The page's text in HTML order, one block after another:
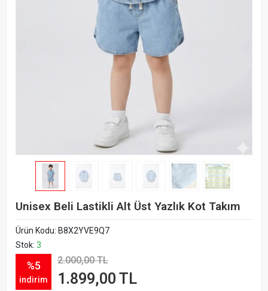
Unisex Beli Lastikli Alt Üst Yazlık Kot Takım
Ürün Kodu: B8X2YVE9Q7
Stok: 3
%5
indirim
2.000,00 TL
1.899,00 TL